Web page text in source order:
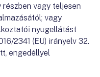
vagy teljesen
vagy
nyugellátást
2341 (EU) irányelv 32.
engedéllyel